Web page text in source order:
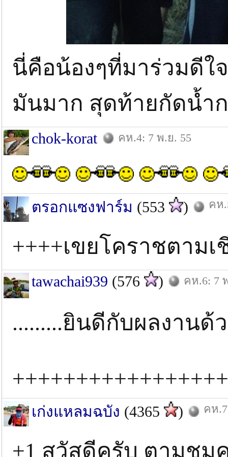
นี่คือน้องๆที่มาร่วมดีใ
มันมาก สุดท้ายกัดน้ำ
chok-korat คห.4: 7 พ.ย. 55
ตรอกแซงฟาร์ม (553 ) คห
++++เขยโคราชตาม
tawachai939 (576 ) คห.6: 7
.........ยินดีกับผลงานด้
เก่งแหลมฉบัง (4365 ) คห
+1 สวัสดีครับ ตามชม